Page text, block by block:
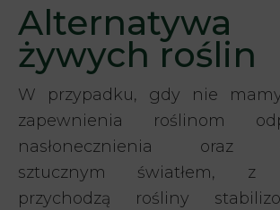
żywych roślin
W przypadku, gdy nie
zapewnienia roślinom
nasłonecznienia oraz
sztucznym światłem, z
przychodzą rośliny